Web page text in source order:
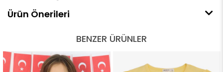
Ürün Önerileri
BENZER ÜRÜNLER